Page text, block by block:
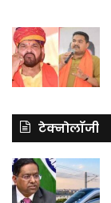
टेक्नोलॉजी